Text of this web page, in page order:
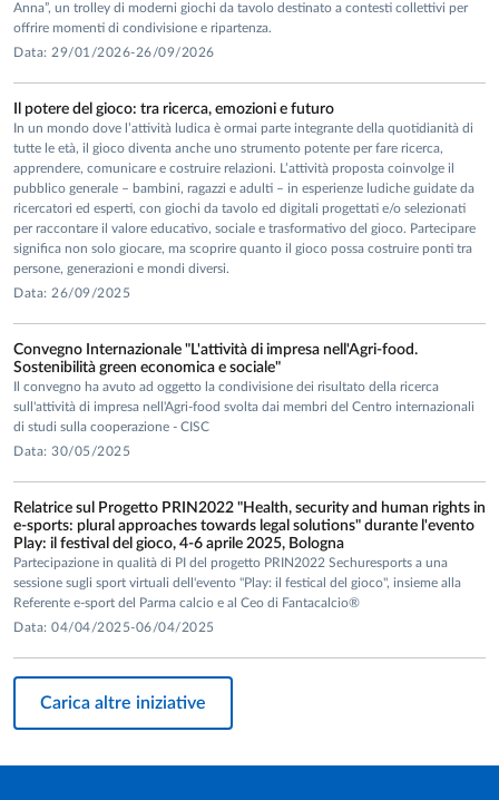
Anna”, un trolley di moderni giochi da tavolo destinato a contesti collettivi per
offrire momenti di condivisione e ripartenza.
Data: 29/01/2026-26/09/2026
Il potere del gioco: tra ricerca, emozioni e futuro
In un mondo dove l’attività ludica è ormai parte integrante della quotidianità di
tutte le età, il gioco diventa anche uno strumento potente per fare ricerca,
apprendere, comunicare e costruire relazioni. L’attività proposta coinvolge il
pubblico generale – bambini, ragazzi e adulti – in esperienze ludiche guidate da
ricercatori ed esperti, con giochi da tavolo ed digitali progettati e/o selezionati
per raccontare il valore educativo, sociale e trasformativo del gioco. Partecipare
significa non solo giocare, ma scoprire quanto il gioco possa costruire ponti tra
persone, generazioni e mondi diversi.
Data: 26/09/2025
Convegno Internazionale "L'attività di impresa nell'Agri-food.
Sostenibilità green economica e sociale"
Il convegno ha avuto ad oggetto la condivisione dei risultato della ricerca
sull'attività di impresa nell'Agri-food svolta dai membri del Centro internazionali
di studi sulla cooperazione - CISC
Data: 30/05/2025
Relatrice sul Progetto PRIN2022 "Health, security and human rights in
e-sports: plural approaches towards legal solutions" durante l'evento
Play: il festival del gioco, 4-6 aprile 2025, Bologna
Partecipazione in qualità di PI del progetto PRIN2022 Sechuresports a una
sessione sugli sport virtuali dell'evento "Play: il festical del gioco", insieme alla
Referente e-sport del Parma calcio e al Ceo di Fantacalcio®
Data: 04/04/2025-06/04/2025
Carica altre iniziative